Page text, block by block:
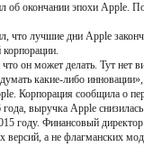
об окончании эпохи Apple.
что лучшие дни Apple
он может делать. Тут
какие-либо
Корпорация сообщила о
выручка Apple
году. Финансовый
а не флагманских